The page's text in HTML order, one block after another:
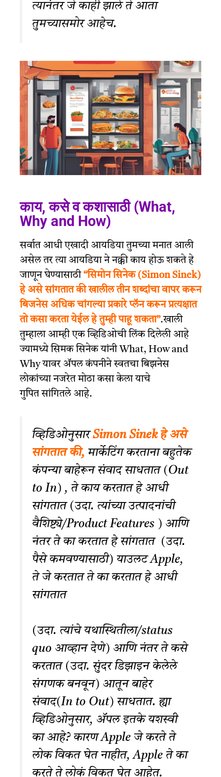
त्यानंतर जे काही झाले ते आता
तुमच्यासमोर आहेच.
काय, कसे व कशासाठी (What,
Why and How)
सर्वात आधी एखादी आयडिया तुमच्या मनात आली
असेल तर त्या आयडिया ने नक्की काय होऊ शकते हे
जाणून घेण्यासाठी “सिमोन सिनेक (Simon Sinek)
हे असे सांगतात की खालील तीन शब्दांचा वापर करून
बिजनेस अधिक चांगल्या प्रकारे प्लॅन करून प्रत्यक्षात
तो कसा करता येईल हे तुम्ही पाहू शकता”.खाली
तुम्हाला आम्ही एक व्हिडिओची लिंक दिलेली आहे
ज्यामध्ये सिमक सिनेक यांनी What, How and
Why यावर ॲपल कंपनीने स्वतचा बिझनेस
लोकांच्या नजरेत मोठाकसा केलायाचे
गुपित सांगितले आहे.
व्हिडिओनुसारSimon Sinek हे असे
सांगतात की, मार्केटिंग करताना बहुतेक
कंपन्या बाहेरून संवाद साधतात (Out
to In) , ते काय करतात हे आधी
सांगतात (उदा. त्यांच्या उत्पादनांची
वैशिष्ट्ये/Product Features ) आणि
नंतर ते का करतात हे सांगतात (उदा.
पैसे कमवण्यासाठी) याउलट Apple,
ते जे करतात ते का करतात हे आधी
सांगतात
(उदा. त्यांचे यथास्थितीला/status
quo आव्हान देणे) आणि नंतर ते कसे
करतात (उदा. सुंदर डिझाइन केलेले
संगणक बनवून) आतून बाहेर
संवाद(In to Out) साधतात. ह्या
व्हिडिओनुसार, ॲपल इतके यशस्वी
का आहे? कारण Apple जे करते ते
लोक विकत घेत नाहीत, Apple ते का
करते ते लोकं विकत घेत आहेत.